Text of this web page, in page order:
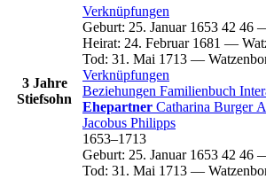
3 Jahre
Stiefsohn
Verknüpfungen
Geburt: 25. Januar 1653 42 46
Heirat: 24. Februar 1681 —
Tod: 31. Mai 1713 —
Verknüpfungen
Beziehungen Familienbuch
Ehepartner Catharina Burger
Jacobus Philipps
1653–1713
Geburt: 25. Januar 1653 42 46
Tod: 31. Mai 1713 —